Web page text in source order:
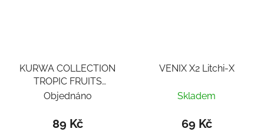
KURWA COLLECTION
TROPIC FRUITS
MANGO ICE
Objednáno
89 Kč
VENIX X2 Litchi-X
Skladem
69 Kč